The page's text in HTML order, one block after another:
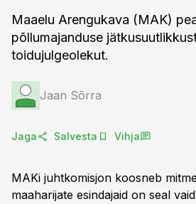
Maaelu Arengukava (MAK)
põllumajanduse
toidujulgeolekut.
Jaan Sõrra
Jaga Salvesta Vihja
MAKi juhtkomisjon koosneb
maaharijate esindajaid on seal